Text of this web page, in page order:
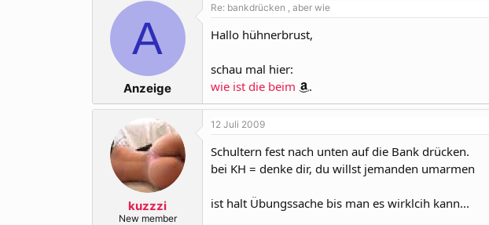
A
Anzeige
Re: bankdrücken , aber wie
Hallo hühnerbrust,
schau mal hier:
wie ist die beim
.
kuzzzi
New member
12 Juli 2009
Schultern fest nach unten auf die Bank drücken.
bei KH = denke dir, du willst jemanden umarmen
ist halt Übungssache bis man es wirklcih kann...